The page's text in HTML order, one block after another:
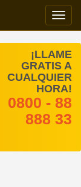
¡LLAME
GRATIS A
CUALQUIER
HORA!
0800 - 88
888 33